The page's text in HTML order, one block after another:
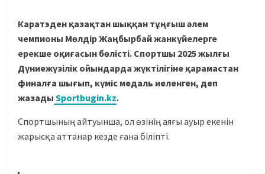
Каратэден қазақтан шыққан тұңғыш әлем
чемпионы Мөлдір Жаңбырбай жанкүйелерге
ерекше оқиғасын бөлісті. Спортшы 2025 жылғы
Дүниежүзілік ойындарда жүктілігіне қарамастан
финалға шығып, күміс медаль иеленген, деп
жазады Sportbugin.kz.
Спортшының айтуынша, ол өзінің аяғы ауыр екенін
жарысқа аттанар кезде ғана біліпті.